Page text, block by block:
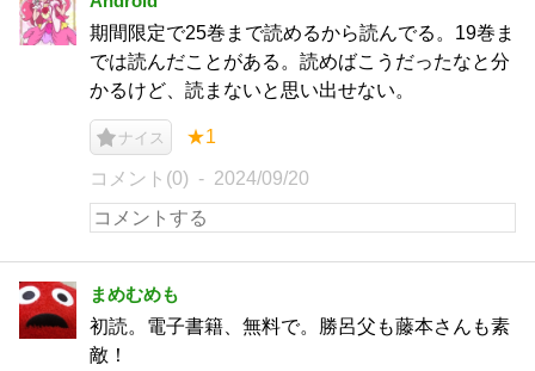
期間限定で25巻まで読めるから読んでる。19巻ま
では読んだことがある。読めばこうだったなと分
かるけど、読まないと思い出せない。
ナイス ★1
コメント(0) 2024/09/20
まめむめも
初読。電子書籍、無料で。勝呂父も藤本さんも素
敵！